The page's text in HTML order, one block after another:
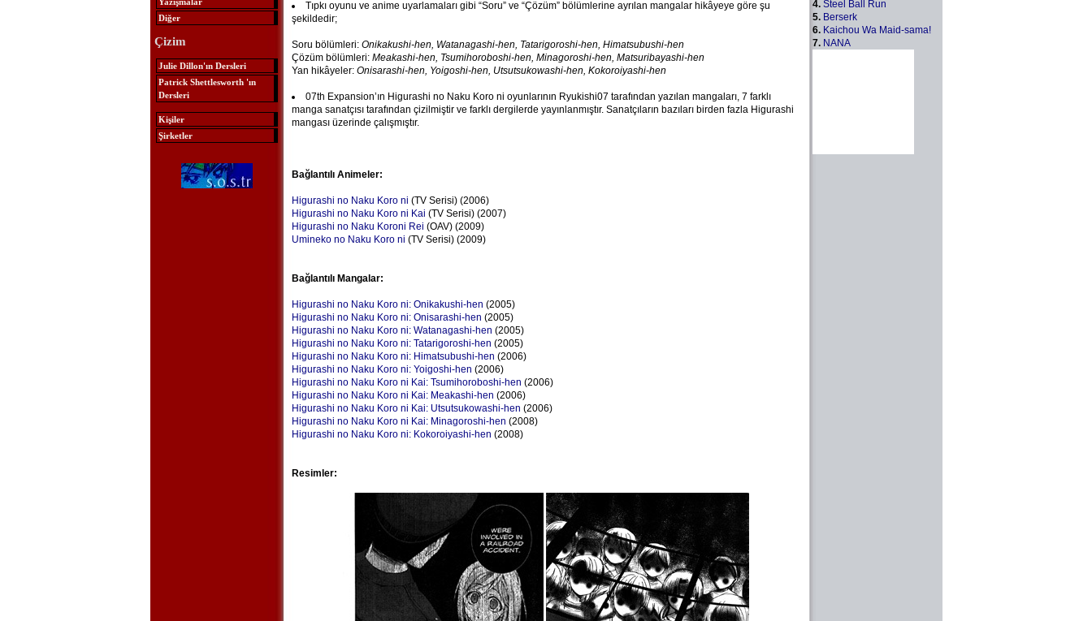
Diğer
Çizim
Julie Dillon'ın Dersleri
Patrick Shettlesworth 'ın
Dersleri
Kişiler
Şirketler
Tıpkı oyunu ve anime uyarlamaları gibi “Soru” ve “Çözüm” bölümlerine ayrılan mangalar hikâyeye göre şu
şekildedir;
Soru bölümleri: Onikakushi-hen, Watanagashi-hen, Tatarigoroshi-hen, Himatsubushi-hen
Çözüm bölümleri: Meakashi-hen, Tsumihoroboshi-hen, Minagoroshi-hen, Matsuribayashi-hen
Yan hikâyeler: Onisarashi-hen, Yoigoshi-hen, Utsutsukowashi-hen, Kokoroiyashi-hen
07th Expansion’ın Higurashi no Naku Koro ni oyunlarının Ryukishi07 tarafından yazılan mangaları, 7 farklı
manga sanatçısı tarafından çizilmiştir ve farklı dergilerde yayınlanmıştır. Sanatçıların bazıları birden fazla Higurashi
mangası üzerinde çalışmıştır.
Bağlantılı Animeler:
Higurashi no Naku Koro ni (TV Serisi) (2006)
Higurashi no Naku Koro ni Kai (TV Serisi) (2007)
Higurashi no Naku Koroni Rei (OAV) (2009)
Umineko no Naku Koro ni (TV Serisi) (2009)
Bağlantılı Mangalar:
Higurashi no Naku Koro ni: Onikakushi-hen (2005)
Higurashi no Naku Koro ni: Onisarashi-hen (2005)
Higurashi no Naku Koro ni: Watanagashi-hen (2005)
Higurashi no Naku Koro ni: Tatarigoroshi-hen (2005)
Higurashi no Naku Koro ni: Himatsubushi-hen (2006)
Higurashi no Naku Koro ni: Yoigoshi-hen (2006)
Higurashi no Naku Koro ni Kai: Tsumihoroboshi-hen (2006)
Higurashi no Naku Koro ni Kai: Meakashi-hen (2006)
Higurashi no Naku Koro ni Kai: Utsutsukowashi-hen (2006)
Higurashi no Naku Koro ni Kai: Minagoroshi-hen (2008)
Higurashi no Naku Koro ni: Kokoroiyashi-hen (2008)
Resimler:
4. Steel Ball Run
5. Berserk
6. Kaichou Wa Maid-sama!
7. NANA